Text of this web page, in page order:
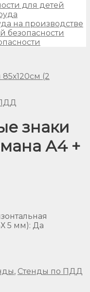
для детей
на производстве
безопасности
знаки
А4 +
5 мм): Да
, Стенды по ПДД